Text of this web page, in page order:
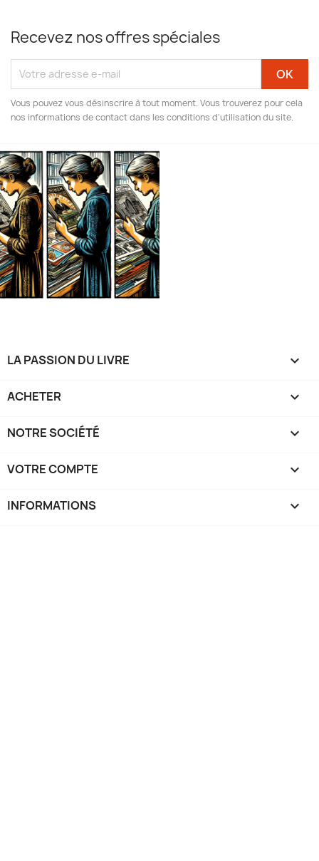
Recevez nos offres spéciales
Vous pouvez vous désinscrire à tout moment. Vous trouverez pour cela
nos informations de contact dans les conditions d'utilisation du site.
LA PASSION DU LIVRE 
ACHETER 
NOTRE SOCIÉTÉ 
VOTRE COMPTE 
INFORMATIONS keyboard_arrow_down